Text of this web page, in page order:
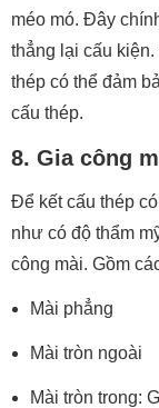
méo mó. Đây
thẳng lại cấu
thép có thể đảm
cấu thép.
8. Gia công
Để kết cấu thép
như có độ thẩm
công mài. Gồm
Mài phẳng
Mài tròn ngoài
Mài tròn trong: